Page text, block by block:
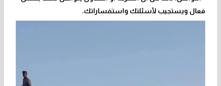
فعال ويستجيب لأسئلتك واستفساراتك.